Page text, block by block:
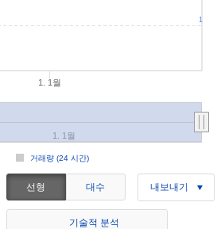
1. 1월
거래량 (24 시간)
1. 1월
1
선형 대수 내보내기
기술적 분석